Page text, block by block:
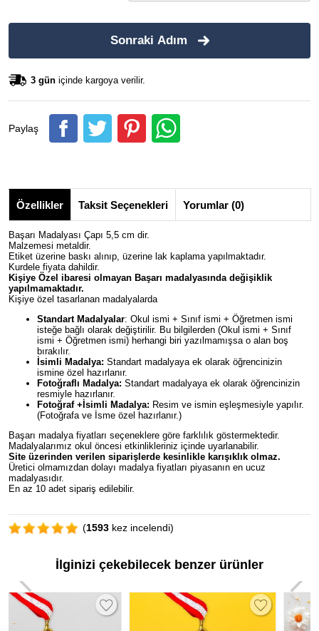
Sonraki Adım
3 gün içinde kargoya verilir.
Paylaş
Özellikler Taksit Seçenekleri Yorumlar (0)
Başarı Madalyası Çapı 5,5 cm dir.
Malzemesi metaldir.
Etiket üzerine baskı alınıp, üzerine lak kaplama yapılmaktadır.
Kurdele fiyata dahildir.
Kişiye Özel ibaresi olmayan Başarı madalyasında değişiklik
yapılmamaktadır.
Kişiye özel tasarlanan madalyalarda
Standart Madalyalar: Okul ismi + Sınıf ismi + Öğretmen ismi
isteğe bağlı olarak değiştirilir. Bu bilgilerden (Okul ismi + Sınıf
ismi + Öğretmen ismi) herhangi biri yazılmamışsa o alan boş
bırakılır.
İsimli Madalya: Standart madalyaya ek olarak öğrencinizin
ismine özel hazırlanır.
Fotoğraflı Madalya: Standart madalyaya ek olarak öğrencinizin
resmiyle hazırlanır.
Fotoğraf +İsimli Madalya: Resim ve ismin eşleşmesiyle yapılır.
(Fotoğrafa ve İsme özel hazırlanır.)
Başarı madalya fiyatları seçeneklere göre farklılık göstermektedir.
Madalyalarımız okul öncesi etkinlikleriniz içinde uyarlanabilir.
Site üzerinden verilen siparişlerde kesinlikle karışıklık olmaz.
Üretici olmamızdan dolayı madalya fiyatları piyasanın en ucuz
madalyasıdır.
En az 10 adet sipariş edilebilir.
(1593 kez incelendi)
İlginizi çekebilecek benzer ürünler